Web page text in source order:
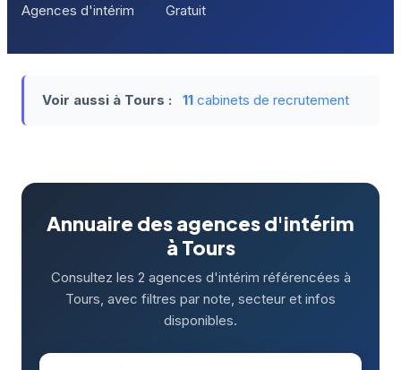
Agences d'intérim Gratuit
Voir aussi à Tours : 11 cabinets de recrutement
Annuaire des agences d'intérim
à Tours
Consultez les 2 agences d'intérim référencées à
Tours, avec filtres par note, secteur et infos
disponibles.